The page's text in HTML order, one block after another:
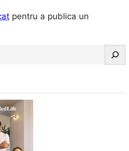
pentru a publica un